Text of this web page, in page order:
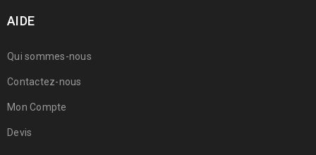
AIDE
Qui sommes-nous
Contactez-nous
Mon Compte
Devis